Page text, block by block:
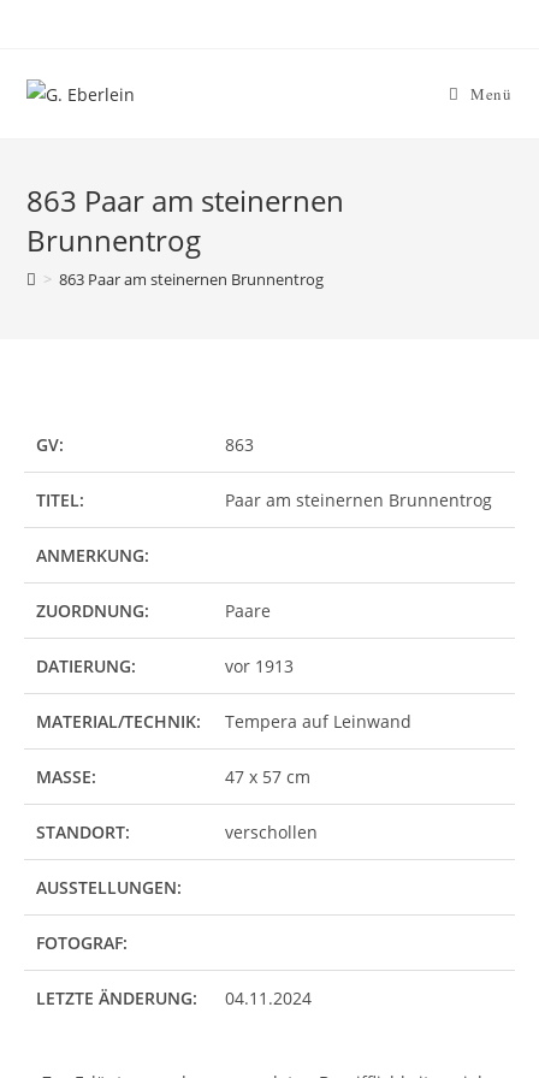
Menü
863 Paar am steinernen
Brunnentrog
> 863 Paar am steinernen Brunnentrog
GV: 863
TITEL: Paar am steinernen Brunnentrog
ANMERKUNG:
ZUORDNUNG: Paare
DATIERUNG: vor 1913
MATERIAL/TECHNIK: Tempera auf Leinwand
MASSE: 47 x 57 cm
STANDORT: verschollen
AUSSTELLUNGEN:
FOTOGRAF:
LETZTE ÄNDERUNG: 04.11.2024